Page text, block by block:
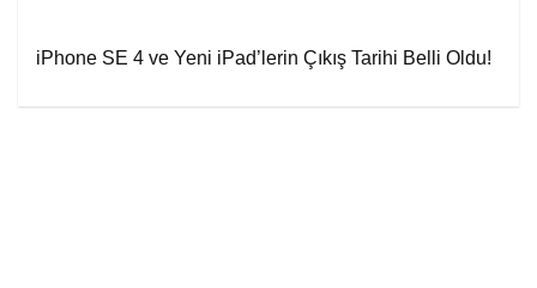
iPhone SE 4 ve Yeni iPad’lerin Çıkış Tarihi Belli Oldu!